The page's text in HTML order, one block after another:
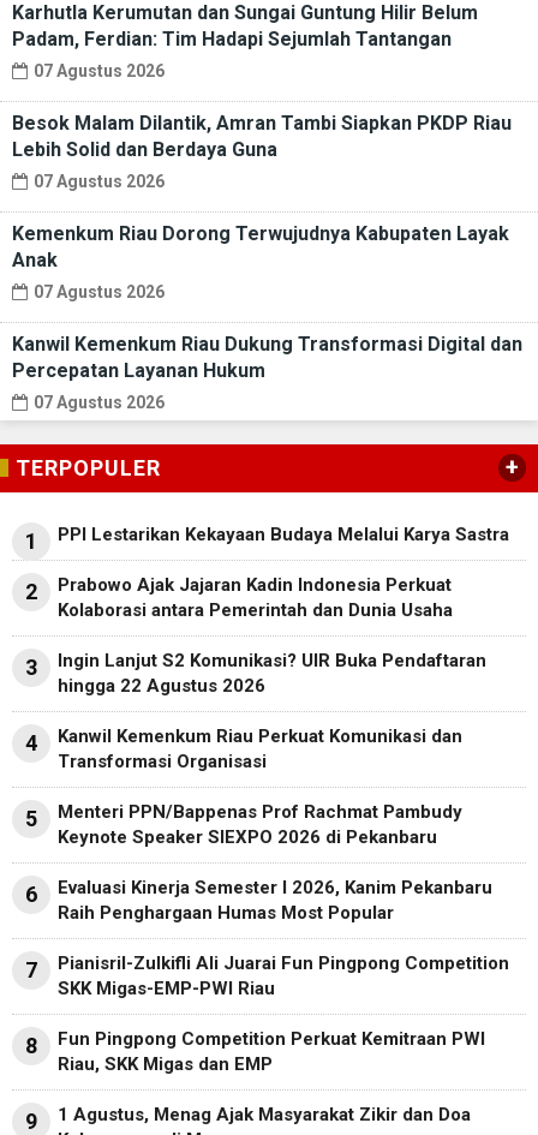
Karhutla Kerumutan dan Sungai Guntung Hilir Belum
Padam, Ferdian: Tim Hadapi Sejumlah Tantangan
07 Agustus 2026
Besok Malam Dilantik, Amran Tambi Siapkan PKDP Riau
Lebih Solid dan Berdaya Guna
07 Agustus 2026
Kemenkum Riau Dorong Terwujudnya Kabupaten Layak
Anak
07 Agustus 2026
Kanwil Kemenkum Riau Dukung Transformasi Digital dan
Percepatan Layanan Hukum
07 Agustus 2026
TERPOPULER +
1 PPI Lestarikan Kekayaan Budaya Melalui Karya Sastra
2
Prabowo Ajak Jajaran Kadin Indonesia Perkuat
Kolaborasi antara Pemerintah dan Dunia Usaha
3
Ingin Lanjut S2 Komunikasi? UIR Buka Pendaftaran
hingga 22 Agustus 2026
4
Kanwil Kemenkum Riau Perkuat Komunikasi dan
Transformasi Organisasi
5
Menteri PPN/Bappenas Prof Rachmat Pambudy
Keynote Speaker SIEXPO 2026 di Pekanbaru
6
Evaluasi Kinerja Semester I 2026, Kanim Pekanbaru
Raih Penghargaan Humas Most Popular
7
Pianisril-Zulkifli Ali Juarai Fun Pingpong Competition
SKK Migas-EMP-PWI Riau
8
Fun Pingpong Competition Perkuat Kemitraan PWI
Riau, SKK Migas dan EMP
9
1 Agustus, Menag Ajak Masyarakat Zikir dan Doa